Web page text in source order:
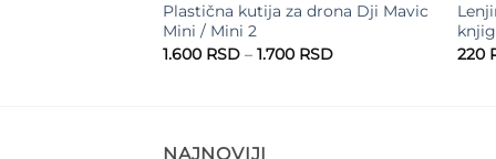
Plastična kutija za drona Dji Mavic
Mini / Mini 2
1.600 RSD – 1.700 RSDRaspon
220
NAJNOVIJI